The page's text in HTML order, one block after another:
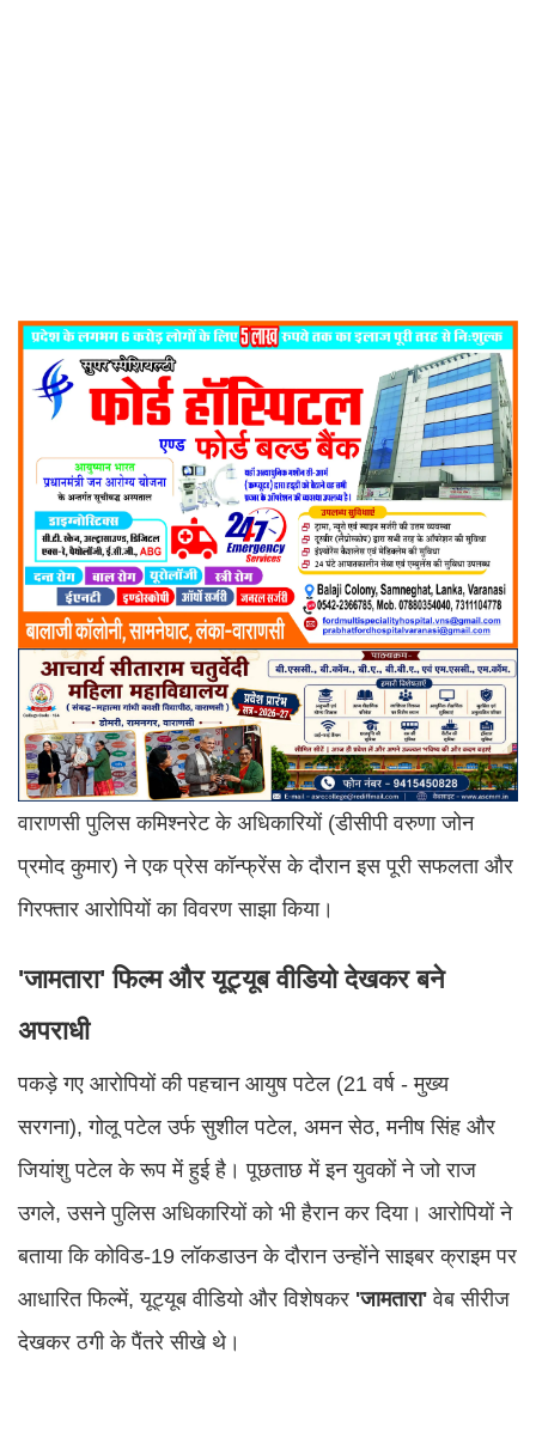
वाराणसी पुलिस कमिश्नरेट के अधिकारियों (डीसीपी वरुणा जोन
प्रमोद कुमार) ने एक प्रेस कॉन्फ्रेंस के दौरान इस पूरी सफलता और
गिरफ्तार आरोपियों का विवरण साझा किया।
'जामतारा' फिल्म और यूट्यूब वीडियो देखकर बने
अपराधी
पकड़े गए आरोपियों की पहचान आयुष पटेल (21 वर्ष - मुख्य
सरगना), गोलू पटेल उर्फ सुशील पटेल, अमन सेठ, मनीष सिंह और
जियांशु पटेल के रूप में हुई है। पूछताछ में इन युवकों ने जो राज
उगले, उसने पुलिस अधिकारियों को भी हैरान कर दिया। आरोपियों ने
बताया कि कोविड-19 लॉकडाउन के दौरान उन्होंने साइबर क्राइम पर
आधारित फिल्में, यूट्यूब वीडियो और विशेषकर 'जामतारा' वेब सीरीज
देखकर ठगी के पैंतरे सीखे थे।